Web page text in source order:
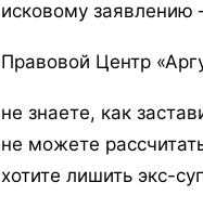
исковому заявлению
Правовой Центр
не знаете, как
не можете
хотите лишить экс-